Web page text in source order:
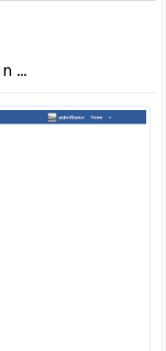
...